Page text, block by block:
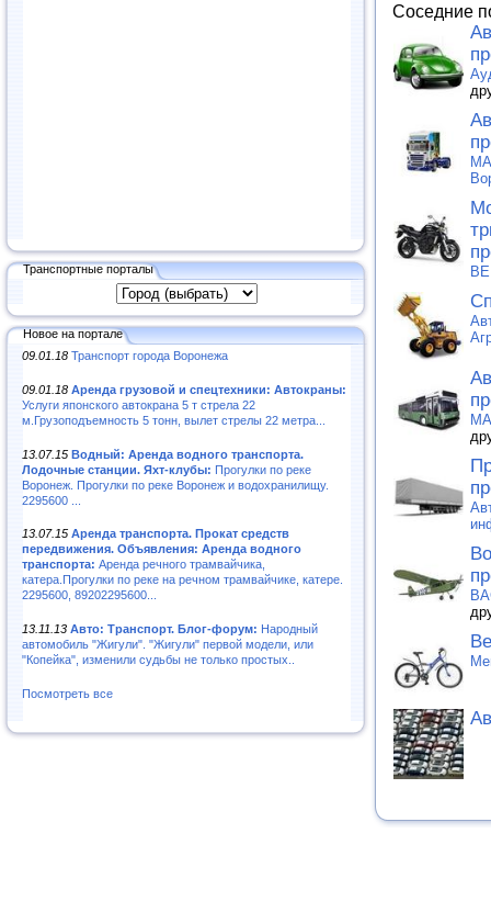
Транспортные порталы
Новое на портале
09.01.18 Транспорт города Воронежа
09.01.18 Аренда грузовой и спецтехники: Автокраны:
Услуги японского автокрана 5 т стрела 22
м.Грузоподъемность 5 тонн, вылет стрелы 22 метра...
13.07.15 Водный: Аренда водного транспорта.
Лодочные станции. Яхт-клубы: Прогулки по реке
Воронеж. Прогулки по реке Воронеж и водохранилищу.
2295600 ...
13.07.15 Аренда транспорта. Прокат средств
передвижения. Объявления: Аренда водного
транспорта: Аренда речного трамвайчика,
катера.Прогулки по реке на речном трамвайчике, катере.
2295600, 89202295600...
13.11.13 Авто: Транспорт. Блог-форум: Народный
автомобиль "Жигули". "Жигули" первой модели, или
"Копейка", изменили судьбы не только простых..
Посмотреть все
Соседние